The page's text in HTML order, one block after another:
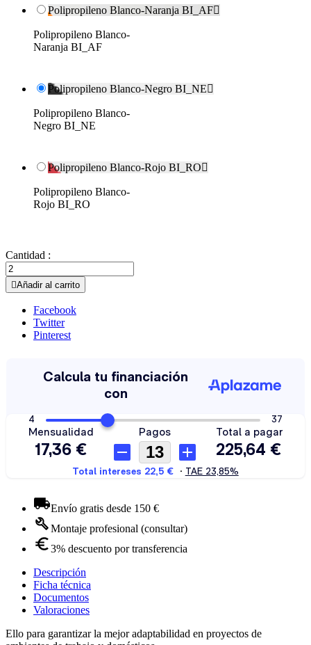
Polipropileno Blanco-Naranja BI_AF
Polipropileno Blanco-
Naranja BI_AF
Polipropileno Blanco-Negro BI_NE
Polipropileno Blanco-
Negro BI_NE
Polipropileno Blanco-Rojo BI_RO
Polipropileno Blanco-
Rojo BI_RO
Cantidad :
Añadir al carrito
Facebook
Twitter
Pinterest
Envío gratis desde 150 €
Montaje profesional (consultar)
3% descuento por transferencia
Descripción
Ficha técnica
Documentos
Valoraciones
Ello para garantizar la mejor adaptabilidad en proyectos de